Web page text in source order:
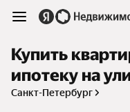
Купить
ипотеку на
Санкт-Петербург